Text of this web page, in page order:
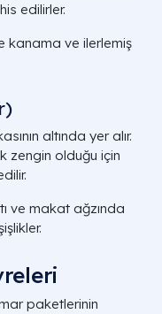
edilirler.
kanama ve ilerlemiş
altında yer alır.
zengin olduğu için
ve makat ağzında
paketlerinin